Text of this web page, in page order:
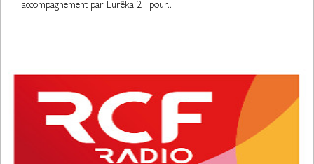
accompagnement par Eurêka 21 pour..